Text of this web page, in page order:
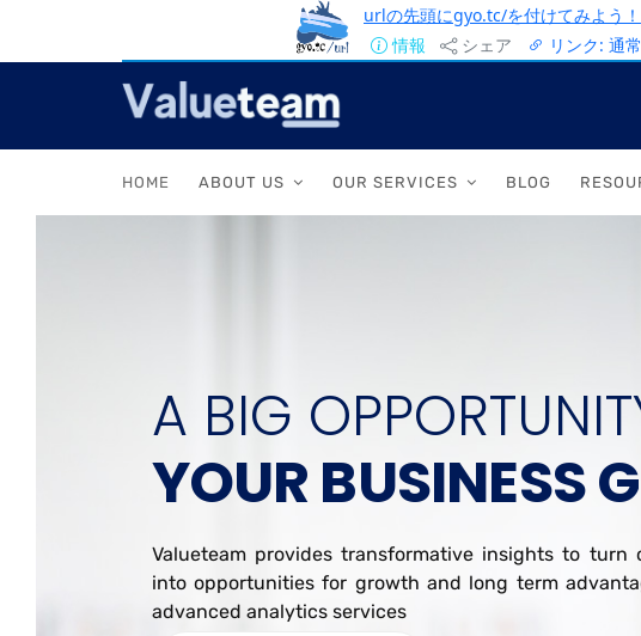
urlの先頭にgyo.tc/を付けてみよう！
情報
シェア リンク: 通常